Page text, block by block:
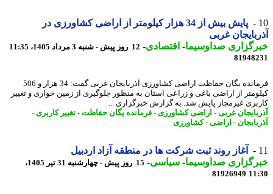
پایش بیش از 34 هزار کیلومتر از اراضی کشاورزی در
غربی
صداوسیما-اقتصادی-12 روز پیش - شنبه 3 مرداد 1405، 11:35
فرمانده یگان حفاظت اراضی کشاورزی آذربایجان غربی گفت: 34 هزار و 506
از اراضی باغی و زراعی استان به منظور جلوگیری از زمین خواری و تغییر
غیرمجاز پایش شد. به گزارش خبرگزاری ...
غربی- اراضی کشاورزی- فرمانده یگان حفاظت-تغییر کاربری -
-اراضی -کشاورزی
آغاز روند ثبت شرکت ها در منطقه آزاد اردبیل
صداوسیما-سیاسی-
15 روز پیش - چهارشنبه 31 تیر 1405،
81926949